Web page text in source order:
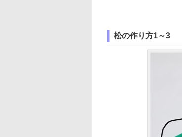
松の作り方1～3